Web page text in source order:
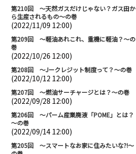
第210回 ～天然ガスだけじゃない？ガス田か
ら生産されるもの～の巻
(2022/11/09 12:00)
第209回 ～軽油あれこれ、重機に軽油？～の
巻
(2022/10/26 12:00)
第208回 ～Jークレジット制度って？～の巻
(2022/10/12 12:00)
第207回 ～燃油サーチャージとは？～の巻
(2022/09/28 12:00)
第206回 ～パーム産業廃液「POME」とは？
～の巻
(2022/09/14 12:00)
第205回 ～スマートなお家に住みたいな?!～